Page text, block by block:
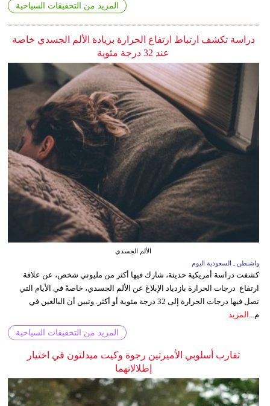
المزيد من التحقيقات السياحية
دراسة تكشف ارتباط ارتفاع الحرارة بزيادة الألم الجسدي خاصة
عند 32 درجة مئوية
الألم الجسدي
واشنطن ـ السعودية اليوم
كشفت دراسة أمريكية حديثة، شارك فيها أكثر من مليوني شخص، عن علاقة
ارتفاع درجات الحرارة بازدياد الإبلاغ عن الألم الجسدي، خاصةً في الأيام التي
تصل فيها درجات الحرارة إلى 32 درجة مئوية أو أكثر. وتبين أن البالغين في
م... المزيد
المزيد من التحقيقات السياحية
تقارب أسلوبي الأميرتين رجوة وكيت ميدلتون في اختيار
إطلالاتهما